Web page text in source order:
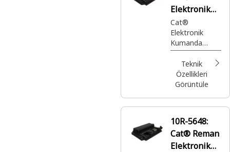
üretime sahip
Cat® parçalar.
Elektronik
Kontrol
Modülü
(ECM)
Cat®
Elektronik
Kumanda
Grubu (ECM)
Teknik
Özellikleri
Görüntüle
10R-5648:
Cat® Reman
Elektronik